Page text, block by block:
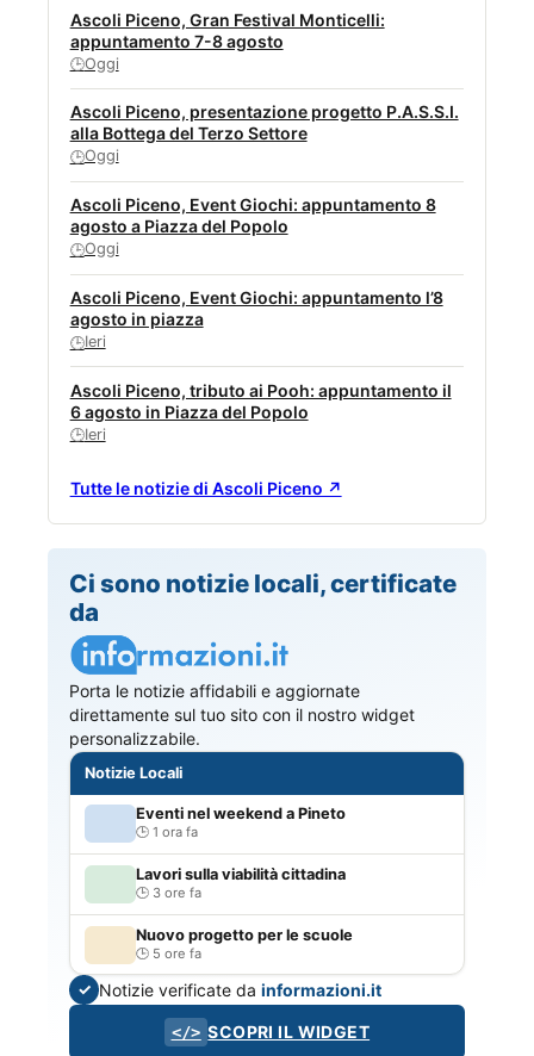
Ascoli Piceno, Gran Festival Monticelli:
appuntamento 7-8 agosto
🕒Oggi
Ascoli Piceno, presentazione progetto P.A.S.S.I.
alla Bottega del Terzo Settore
🕒Oggi
Ascoli Piceno, Event Giochi: appuntamento 8
agosto a Piazza del Popolo
🕒Oggi
Ascoli Piceno, Event Giochi: appuntamento l’8
agosto in piazza
🕒Ieri
Ascoli Piceno, tributo ai Pooh: appuntamento il
6 agosto in Piazza del Popolo
🕒Ieri
Tutte le notizie di Ascoli Piceno ↗
Ci sono notizie locali, certificate
da
Porta le notizie affidabili e aggiornate
direttamente sul tuo sito con il nostro widget
personalizzabile.
Notizie Locali
Eventi nel weekend a Pineto
1 ora fa
Lavori sulla viabilità cittadina
3 ore fa
Nuovo progetto per le scuole
5 ore fa
✓ Notizie verificate dainformazioni.it
</> SCOPRI IL WIDGET